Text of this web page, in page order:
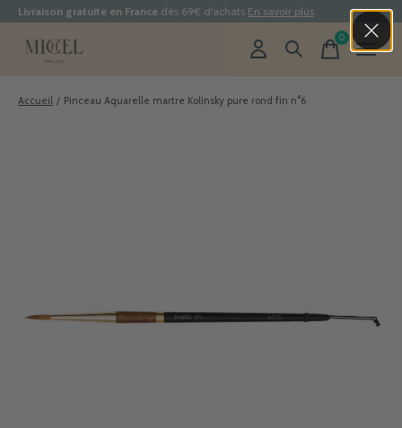
Livraison gratuite en France dès 69€ d'achats En savoir plus
0items
Accueil / Pinceau Aquarelle martre Kolinsky pure rond fin n°6